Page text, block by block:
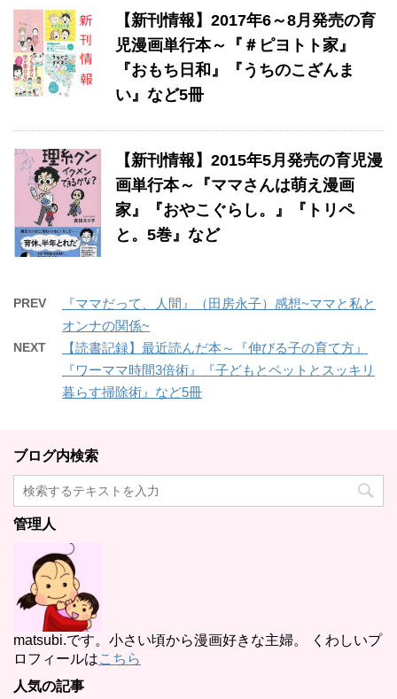
【新刊情報】2017年6～8月発売の育
児漫画単行本～『＃ピヨトト家』
『おもち日和』『うちのこざんま
い』など5冊
【新刊情報】2015年5月発売の育児漫
画単行本～『ママさんは萌え漫画
家』『おやこぐらし。』『トリペ
と。5巻』など
PREV
『ママだって、人間』（田房永子）感想~ママと私と
オンナの関係~
NEXT
【読書記録】最近読んだ本～『伸びる子の育て方』
『ワーママ時間3倍術』『子どもとペットとスッキリ
暮らす掃除術』など5冊
ブログ内検索
管理人
matsubi.です。小さい頃から漫画好きな主婦。 くわしいプ
ロフィールはこちら
人気の記事